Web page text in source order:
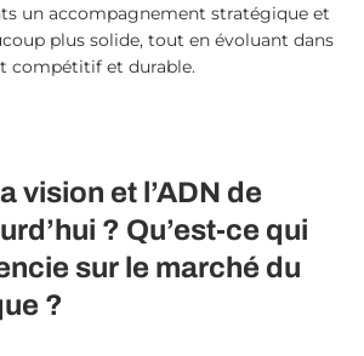
un accompagnement stratégique et
plus solide, tout en évoluant dans
compétitif et durable.
vision et l’ADN de
? Qu’est-ce qui
sur le marché du
?